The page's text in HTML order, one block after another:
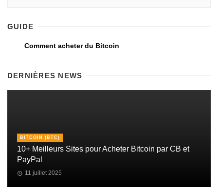
GUIDE
Comment acheter du Bitcoin
DERNIÈRES NEWS
BITCOIN (BTC)
10+ Meilleurs Sites pour Acheter Bitcoin par CB et
PayPal
11 juillet 2025